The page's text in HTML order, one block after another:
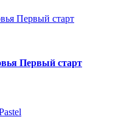
Первый старт